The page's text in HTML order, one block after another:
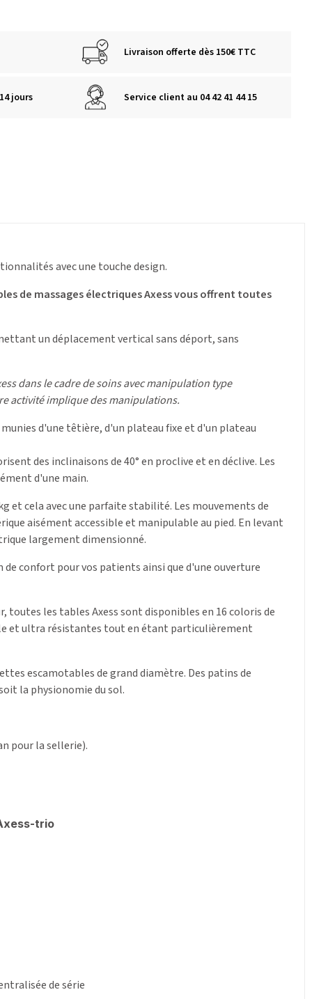
Livraison offerte dès 150€ TTC
jours Service client au 04 42 41 44 15
avec une touche design.
de massages électriques Axess vous offrent toutes
un déplacement vertical sans déport, sans
dans le cadre de soins avec manipulation type
activité implique des manipulations.
d'une têtière, d'un plateau fixe et d'un plateau
des inclinaisons de 40° en proclive et en déclive. Les
d'une main.
et cela avec une parfaite stabilité. Les mouvements de
aisément accessible et manipulable au pied. En levant
largement dimensionné.
confort pour vos patients ainsi que d'une ouverture
toutes les tables Axess sont disponibles en 16 coloris de
et ultra résistantes tout en étant particulièrement
escamotables de grand diamètre. Des patins de
la physionomie du sol.
pour la sellerie).
de série